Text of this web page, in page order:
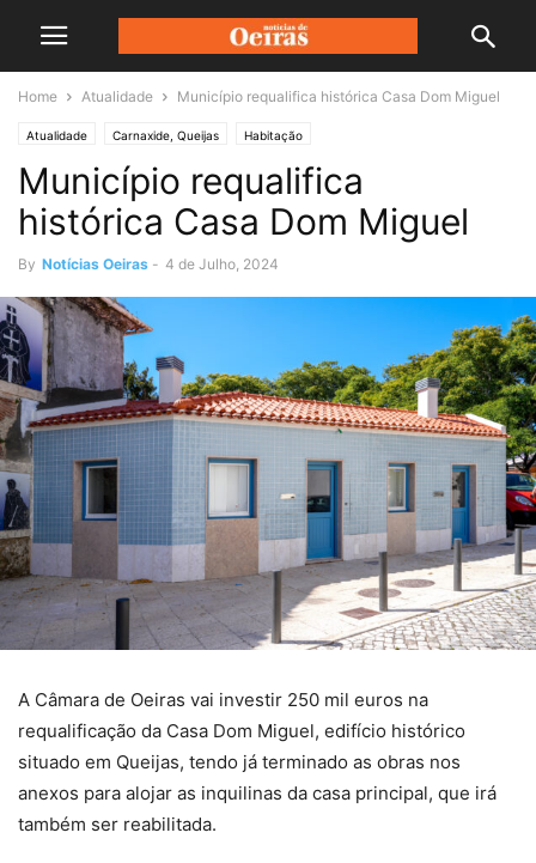
Home Atualidade Município requalifica histórica Casa Dom Miguel
Atualidade Carnaxide, Queijas Habitação
Município requalifica
histórica Casa Dom Miguel
By Notícias Oeiras - 4 de Julho, 2024
A Câmara de Oeiras vai investir 250 mil euros na
requalificação da Casa Dom Miguel, edifício histórico
situado em Queijas, tendo já terminado as obras nos
anexos para alojar as inquilinas da casa principal, que irá
também ser reabilitada.